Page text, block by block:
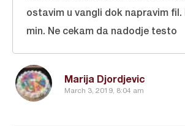
Marija Djordjevic
March 3, 2019, 8:04 am
ostavim u vangli dok napravim fil.
min. Ne cekam da nadodje testo